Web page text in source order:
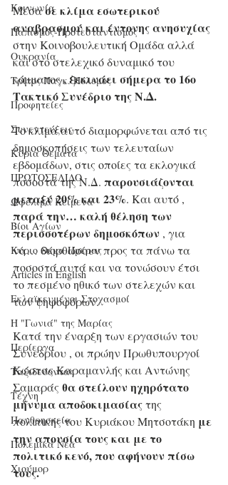
Κοινωνία
Παπισμός-Προτεσταντισμός
Ουκρανία
Τρίτος Παγκ. Πόλεμος
Προφητείες
Συνεντεύξεις
Κύρια Θέματα
ΠΡΩΤΟΣΕΛΙΔΟ
Ωφέλιμα Κείμενα
Βίοι Αγίων
Κύριο Θέμα Ημέρας
Articles in English
Εκλαϊκευμένοι Στοχασμοί
Η "Γωνιά" της Μαρίας
Περίεργα
Ταξιδεύοντας
Τέχνη
Πανθρησκεία
Πολεμικά Νέα
Χιούμορ
Μέσα σε κλίμα εσωτερικού
αναβρασμού και έντονης ανησυχίας
στην Κοινοβουλευτική Ομάδα αλλά
και στο στελεχικό δυναμικό του
κόμματος , ξεκινάει σήμερα το 16ο
Τακτικό Συνέδριο της Ν.Δ.
Το κλίμα αυτό διαμορφώνεται από τις
δημοσκοπήσεις των τελευταίων
εβδομάδων, στις οποίες τα εκλογικά
ποσοστά της Ν.Δ. παρουσιάζονται
μεταξύ 20% και 23%. Και αυτό ,
παρά την… καλή θέληση των
περισσοτέρων δημοσκόπων , για
να… διορθώσουν προς τα πάνω τα
ποσοστά αυτά και να τονώσουν έτσι
το πεσμένο ηθικό των στελεχών και
των ψηφοφόρων.
Κατά την έναρξη των εργασιών του
Συνεδρίου , οι πρώην Πρωθυπουργοί
Κώστας Καραμανλής και Αντώνης
Σαμαράς θα στείλουν ηχηρότατο
μήνυμα αποδοκιμασίας της
πολιτικής του Κυριάκου Μητσοτάκη με
την απουσία τους και με το
πολιτικό κενό, που αφήνουν πίσω
τους.